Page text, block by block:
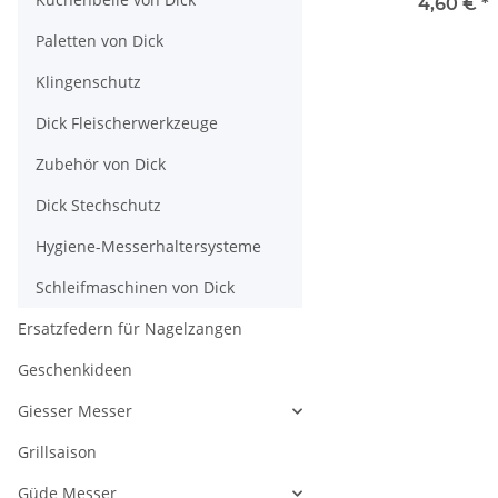
Paletten von Dick
Klingenschutz
Dick Fleischerwerkzeuge
Zubehör von Dick
Dick Stechschutz
Hygiene-Messerhaltersysteme
Schleifmaschinen von Dick
Ersatzfedern für Nagelzangen
Geschenkideen
Giesser Messer
Grillsaison
Güde Messer